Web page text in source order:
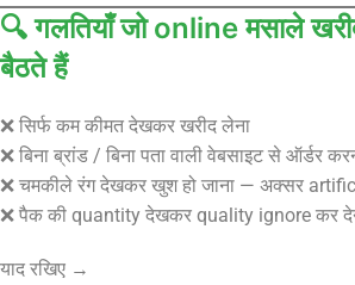
🔍 गलतियाँ जो online मसाले
बैठते हैं
❌ सिर्फ कम कीमत देखकर खरीद लेना
❌ बिना ब्रांड / बिना पता वाली वेबसाइट से ऑर्डर
❌ चमकीले रंग देखकर खुश हो जाना — अक्सर
❌ पैक की quantity देखकर quality ignore कर
याद रखिए →